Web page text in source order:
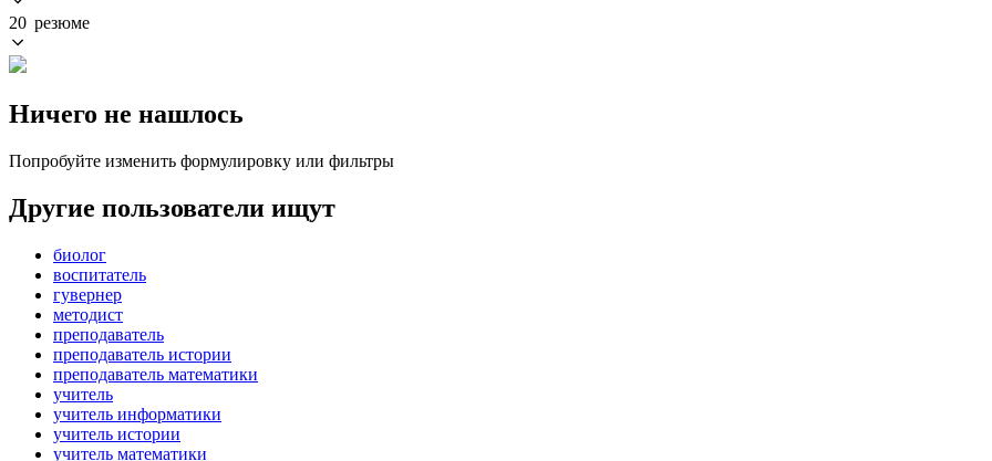
20 резюме
Ничего не нашлось
Попробуйте изменить формулировку или фильтры
Другие пользователи ищут
биолог
воспитатель
гувернер
методист
преподаватель
преподаватель истории
преподаватель математики
учитель
учитель информатики
учитель истории
учитель математики